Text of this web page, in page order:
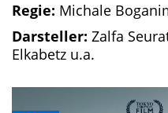
Regie: Michale
Darsteller: Zalfa
Elkabetz u.a.